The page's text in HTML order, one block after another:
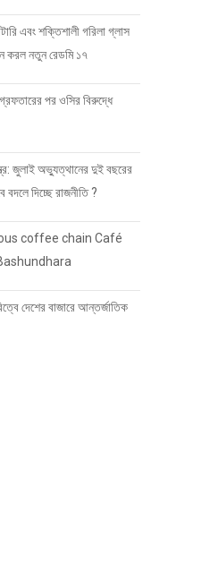
এবং শক্তিশালী গরিলা গ্লাস
করল নতুন রেডমি ১৭
পর ওসির বিরুদ্ধে
জুলাই অভ্যুত্থানের দুই বছরের
বদলে দিচ্ছে রাজনীতি ?
coffee chain Café
দেশের বাজারে আন্তর্জাতিক